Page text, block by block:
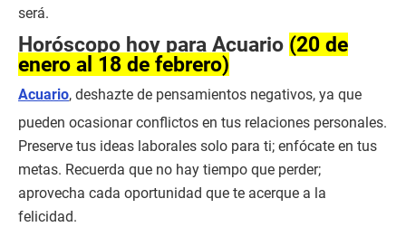
será.
Horóscopo hoy para Acuario (20 de
enero al 18 de febrero)
Acuario, deshazte de pensamientos negativos, ya que
pueden ocasionar conflictos en tus relaciones personales.
Preserve tus ideas laborales solo para ti; enfócate en tus
metas. Recuerda que no hay tiempo que perder;
aprovecha cada oportunidad que te acerque a la
felicidad.